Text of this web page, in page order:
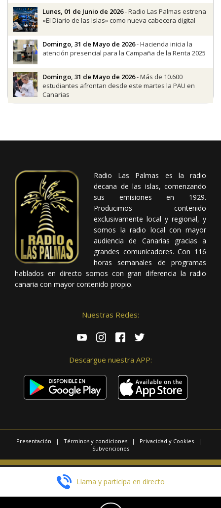
Lunes, 01 de Junio de 2026- Radio Las Palmas estrena
«El Diario de las Islas» como nueva cabecera digital
Domingo, 31 de Mayo de 2026- Hacienda inicia la
atención presencial para la Campaña de la Renta 2025
Domingo, 31 de Mayo de 2026- Más de 10.600
estudiantes afrontan desde este martes la PAU en
Canarias
Radio Las Palmas es la radio
decana de las islas, comenzando
sus emisiones en 1929.
Producimos contenido
exclusivamente local y regional, y
somos la radio local con mayor
audiencia de Canarias gracias a
grandes comunicadores. Con 116
horas semanales de programas
hablados en directo somos con gran diferencia la radio
canaria con mayor contenido propio.
Nuestras Redes:
Descargue nuestra APP:
Presentación | Términos y condiciones | Privacidad y Cookies |
Subvenciones
Página realizada porWeb Las Palmas
Llama y participa en directo
EN DIRECTO